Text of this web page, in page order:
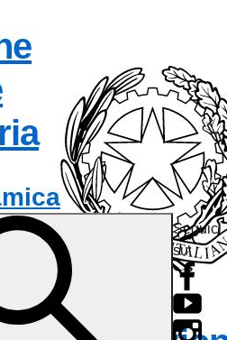
— Visita la
scuola
scuola
Istituto
Seguici
su: